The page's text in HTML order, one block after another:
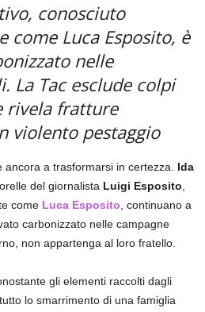
conosciuto
come Luca Esposito, è
nelle
La Tac esclude colpi
rivela fratture
violento pestaggio
ancora a trasformarsi in certezza. Ida
del giornalista Luigi Esposito
come Luca Esposito , continuano a
carbonizzato nelle campagne
non appartenga al loro fratello.
gli elementi raccolti dagli
lo smarrimento di una famiglia